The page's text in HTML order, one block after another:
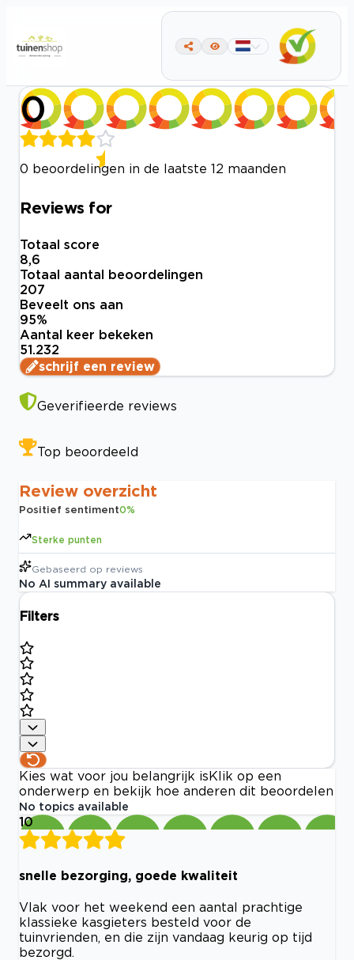
0
0 beoordelingen in de laatste 12 maanden
Reviews for
Totaal score
8,6
Totaal aantal beoordelingen
207
Beveelt ons aan
95%
Aantal keer bekeken
51.232
schrijf een review
Geverifieerde reviews
Top beoordeeld
Review overzicht
Positief sentiment0%
Sterke punten
Gebaseerd op reviews
No AI summary available
Filters
Kies wat voor jou belangrijk is Klik op een
onderwerp en bekijk hoe anderen dit beoordelen
No topics available
10
snelle bezorging, goede kwaliteit
Vlak voor het weekend een aantal prachtige
klassieke kasgieters besteld voor de
tuinvrienden, en die zijn vandaag keurig op tijd
bezorgd.